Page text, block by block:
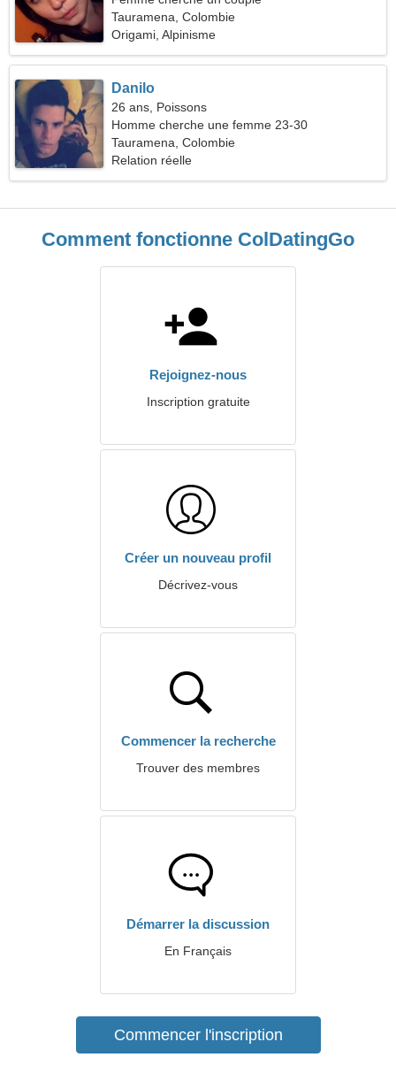
Tauramena, Colombie
Origami, Alpinisme
Danilo
26 ans, Poissons
Homme cherche une femme 23-30
Tauramena, Colombie
Relation réelle
Comment fonctionne ColDatingGo
Rejoignez-nous
Inscription gratuite
Créer un nouveau profil
Décrivez-vous
Commencer la recherche
Trouver des membres
Démarrer la discussion
En Français
Commencer l'inscription